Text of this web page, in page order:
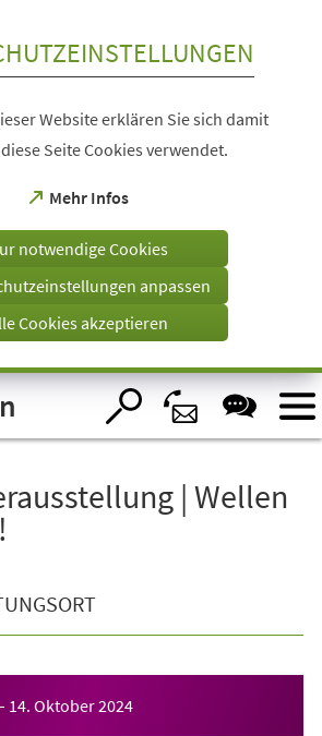
Website erklären Sie sich damit
Seite Cookies verwendet.
Mehr Infos
(Öffnet
einem
Tab)
notwendige Cookies
anpassen
Cookies akzeptieren
| Wellen
14. Oktober 2024